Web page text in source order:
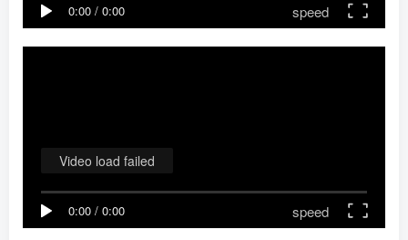
0:00 / 0:00 speed
0:00 / 0:00 speed
Video load failed